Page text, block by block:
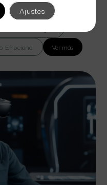
euismod.
Emocional Ver más
Ajustes